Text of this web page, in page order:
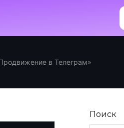
в Телеграм»
Поиск